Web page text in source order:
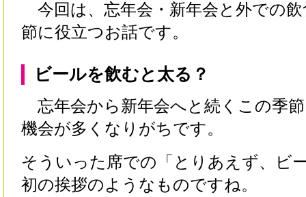
今回は、忘年会・新年会と外での
節に役立つお話です。
ビールを飲むと太る？
忘年会から新年会へと続くこの季
機会が多くなりがちです。
そういった席での「とりあえず、ビ
初の挨拶のようなものですね。